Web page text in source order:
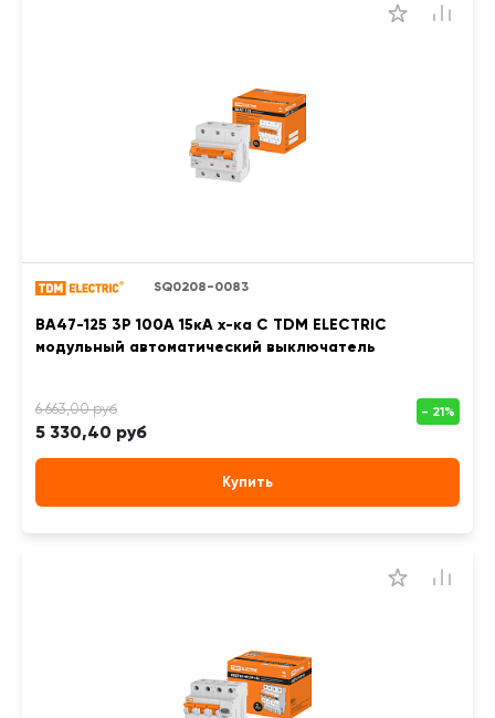
SQ0208-0083
ВА47-125 3Р 100А 15кА х-ка С TDM ELECTRIC
модульный автоматический выключатель
5 330,40 руб
Купить